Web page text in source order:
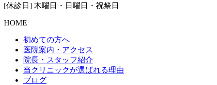
[休診日] 木曜日・日曜日・祝祭日
HOME
初めての方へ
医院案内・アクセス
院長・スタッフ紹介
当クリニックが選ばれる理由
ブログ